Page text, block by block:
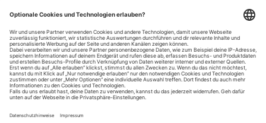
Datenschutzhinweise
Impressum